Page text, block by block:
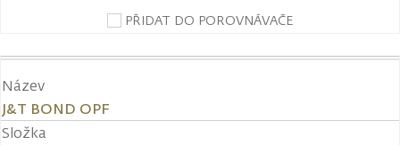
PŘIDAT DO POROVNÁVAČE
Název
J&T BOND OPF
Složka